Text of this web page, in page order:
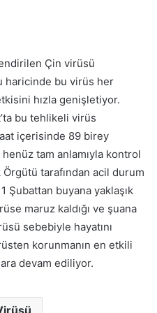
Çin virüsü
haricinde bu virüs her
hızla genişletiyor.
bu tehlikeli virüs
içerisinde 89 birey
tam anlamıyla kontrol
Örgütü tarafından acil durum
Şubattan buyana yaklaşık
maruz kaldığı ve şuana
sebebiyle hayatını
korunmanın en etkili
devam ediliyor.